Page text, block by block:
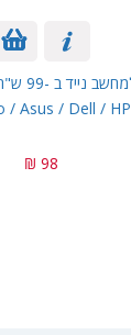
עכבר
/ Asus / Dell / HP
98 ₪